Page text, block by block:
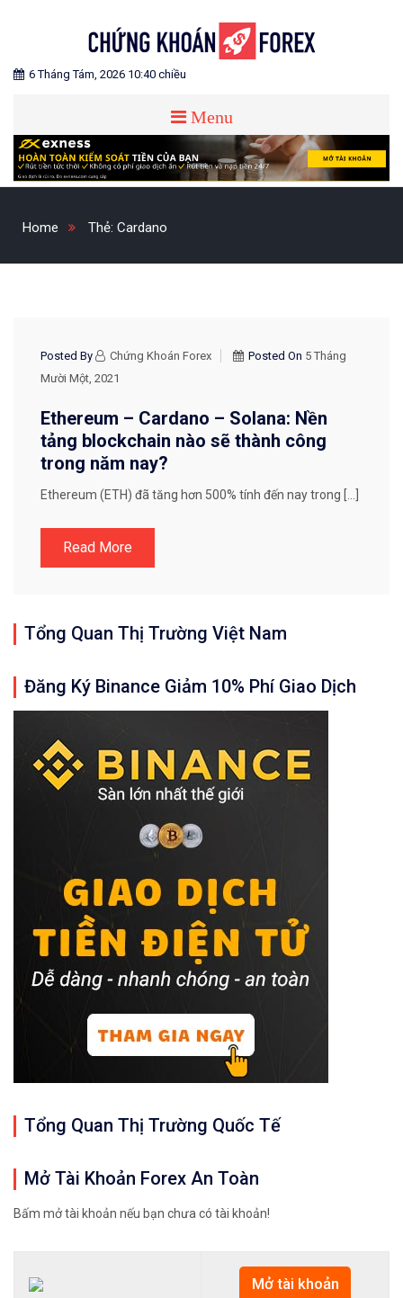
CHỨNG KHOÁN FOREX
Blog chia sẻ về Chứng Khoán và Forex
6 Tháng Tám, 2026 10:40 chiều
Menu
Home Thẻ: Cardano
CHIẾN LƯỢC GIAO DỊCH
Posted By Chứng Khoán Forex Posted On 5 Tháng
Mười Một, 2021
Ethereum – Cardano – Solana: Nền
tảng blockchain nào sẽ thành công
trong năm nay?
Ethereum (ETH) đã tăng hơn 500% tính đến nay trong […]
Read More
Tổng Quan Thị Trường Việt Nam
Đăng Ký Binance Giảm 10% Phí Giao Dịch
Tổng Quan Thị Trường Quốc Tế
Mở Tài Khoản Forex An Toàn
Bấm mở tài khoản nếu bạn chưa có tài khoản!
Mở tài khoản